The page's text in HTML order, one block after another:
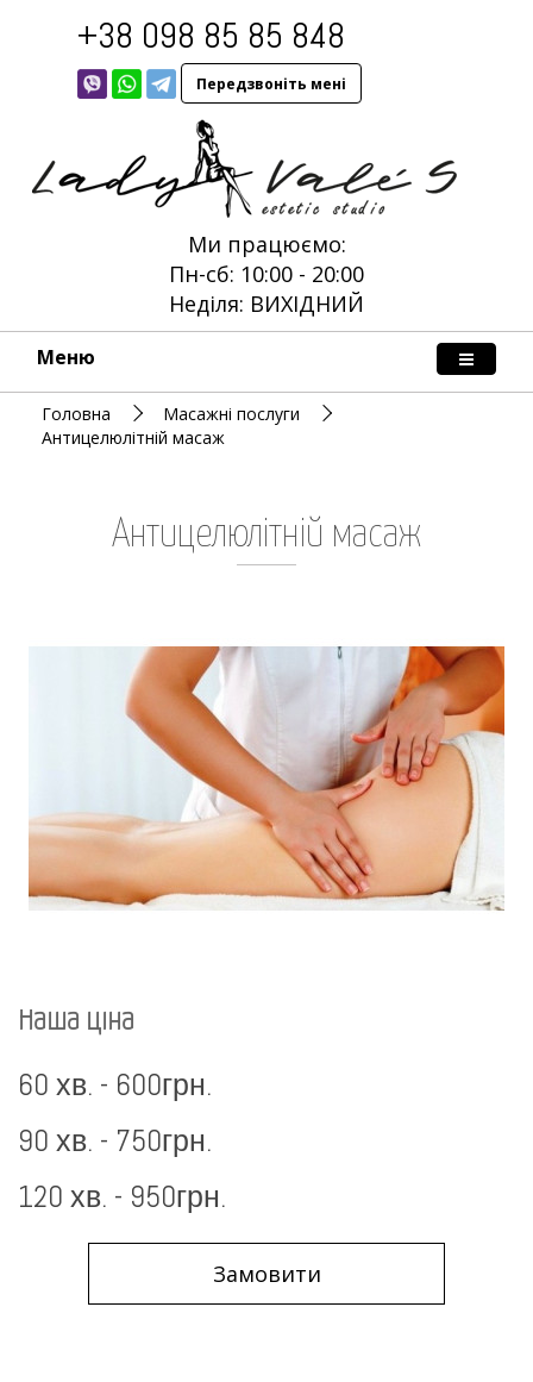
+38 098 85 85 848
Передзвоніть мені
Ми працюємо:
Пн-сб: 10:00 - 20:00
Неділя: ВИХІДНИЙ
Меню
Головна
Масажні послуги
Антицелюлітній масаж
Антицелюлітній масаж
Наша ціна
60 хв. - 600грн.
90 хв. - 750грн.
120 хв. - 950грн.
Замовити